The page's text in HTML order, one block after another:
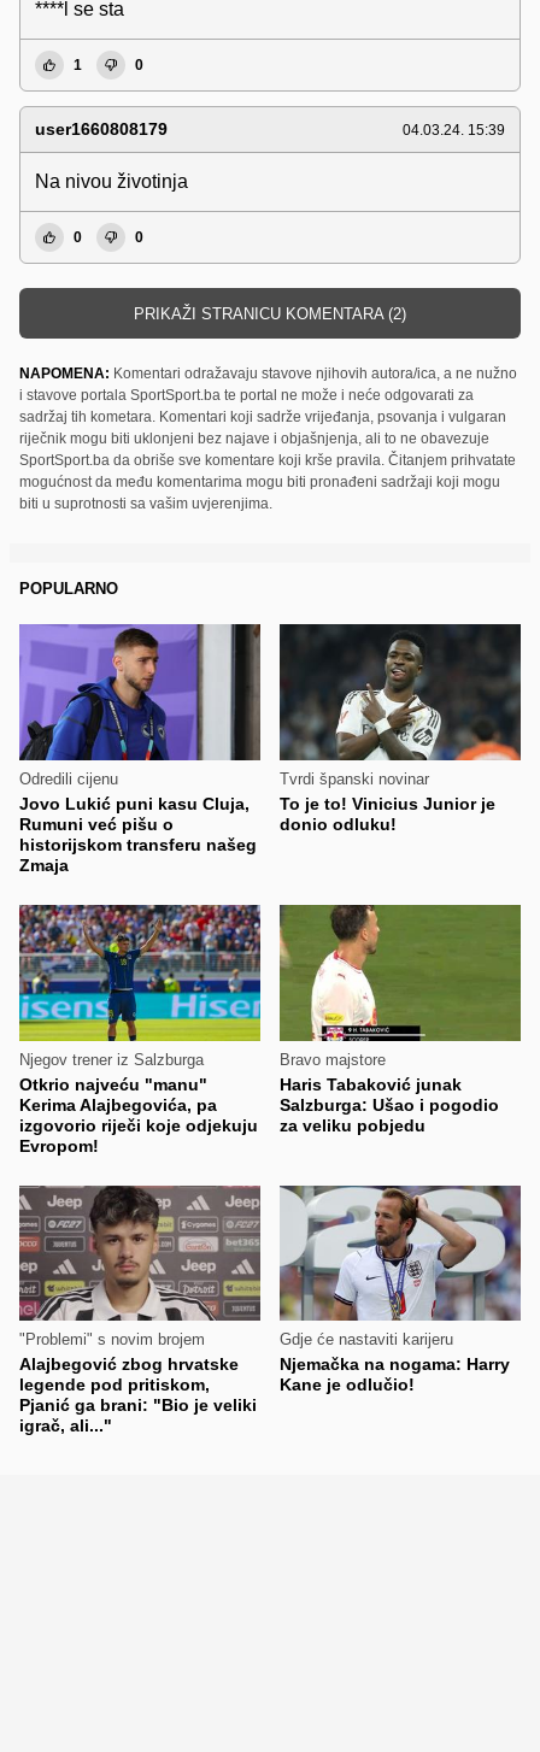
****l se sta
1 0
user1660808179 04.03.24. 15:39
Na nivou životinja
0 0
PRIKAŽI STRANICU KOMENTARA (2)
NAPOMENA: Komentari odražavaju stavove njihovih autora/ica, a ne nužno
i stavove portala SportSport.ba te portal ne može i neće odgovarati za
sadržaj tih kometara. Komentari koji sadrže vrijeđanja, psovanja i vulgaran
riječnik mogu biti uklonjeni bez najave i objašnjenja, ali to ne obavezuje
SportSport.ba da obriše sve komentare koji krše pravila. Čitanjem prihvatate
mogućnost da među komentarima mogu biti pronađeni sadržaji koji mogu
biti u suprotnosti sa vašim uvjerenjima.
POPULARNO
Odredili cijenu
Jovo Lukić puni kasu Cluja,
Rumuni već pišu o
historijskom transferu našeg
Zmaja
Tvrdi španski novinar
To je to! Vinicius Junior je
donio odluku!
Njegov trener iz Salzburga
Otkrio najveću "manu"
Kerima Alajbegovića, pa
izgovorio riječi koje odjekuju
Evropom!
Bravo majstore
Haris Tabaković junak
Salzburga: Ušao i pogodio
za veliku pobjedu
"Problemi" s novim brojem
Alajbegović zbog hrvatske
legende pod pritiskom,
Pjanić ga brani: "Bio je veliki
igrač, ali..."
Gdje će nastaviti karijeru
Njemačka na nogama: Harry
Kane je odlučio!